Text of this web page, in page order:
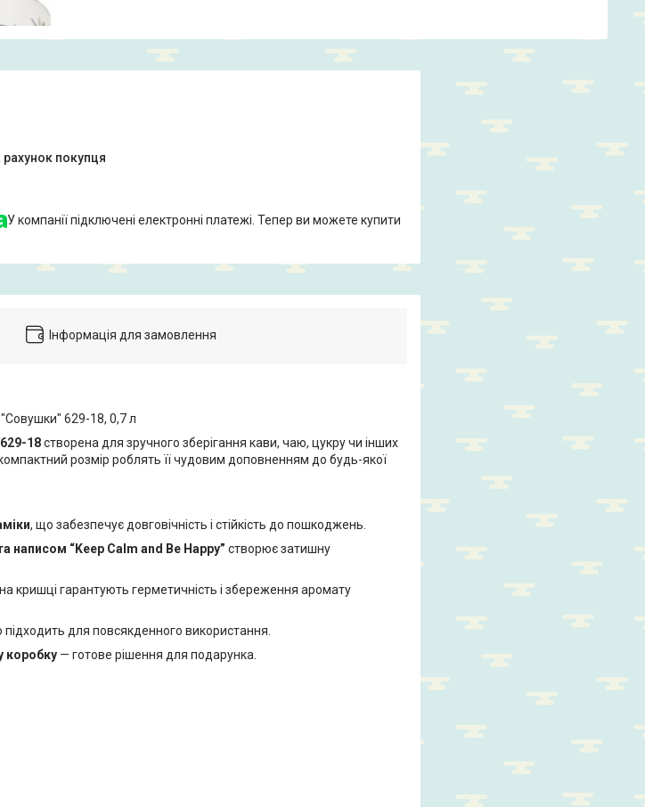
рахунок покупця
У компанії підключені електронні платежі. Тепер ви можете купити
Інформація для замовлення
629-18, 0,7 л
18створена для зручного зберігання кави, чаю, цукру чи інших
розмір роблять її чудовим доповненням до будь-якої
, що забезпечує довговічність і стійкість до пошкоджень.
написом “Keep Calm and Be Happy” створює затишну
на кришці гарантують герметичність і збереження аромату
підходить для повсякденного використання.
коробку — готове рішення для подарунка.